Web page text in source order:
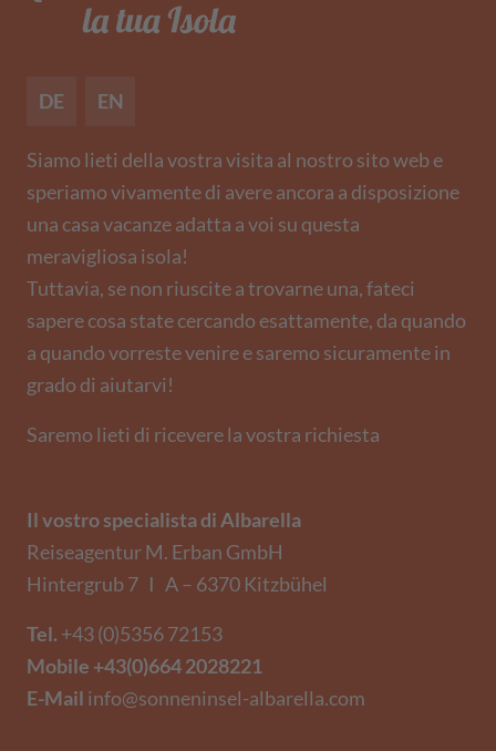
DE EN
Siamo lieti della vostra visita al nostro sito web e
speriamo vivamente di avere ancora a disposizione
una casa vacanze adatta a voi su questa
meravigliosa isola!
Tuttavia, se non riuscite a trovarne una, fateci
sapere cosa state cercando esattamente, da quando
a quando vorreste venire e saremo sicuramente in
grado di aiutarvi!
Saremo lieti di ricevere la vostra richiesta
Il vostro specialista di Albarella
Reiseagentur M. Erban GmbH
Hintergrub 7 I A – 6370 Kitzbühel
Tel. +43 (0)5356 72153
Mobile +43(0)664 2028221
E-Mail info@sonneninsel-albarella.com